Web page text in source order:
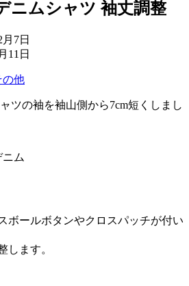
ニムシャツ 袖丈調整
7日
11日
他
ツの袖を袖山側から7cm短くしまし
ム
ボールボタンやクロスパッチが付い
します。